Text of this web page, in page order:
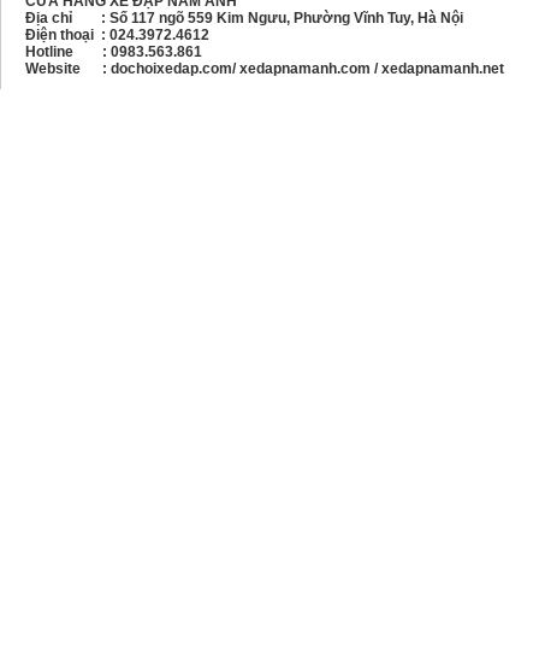
Địa chỉ : Số 117 ngõ 559 Kim Ngưu, Phường Vĩnh Tuy, Hà Nội
Điện thoại : 024.3972.4612
Hotline : 0983.563.861
Website : dochoixedap.com/ xedapnamanh.com / xedapnamanh.net